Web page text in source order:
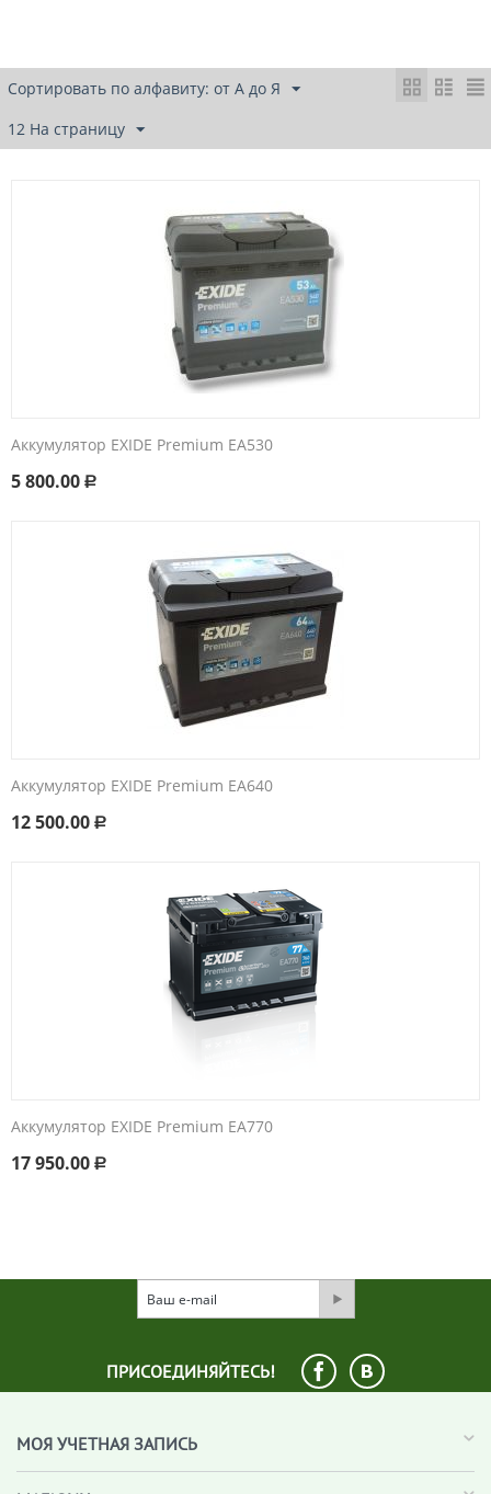
Сортировать по алфавиту: от А до Я
12 На страницу
Аккумулятор EXIDE Premium EA530
5 800.00 Р
Аккумулятор EXIDE Premium EA640
12 500.00 Р
Аккумулятор EXIDE Premium EA770
17 950.00 Р
ПРИСОЕДИНЯЙТЕСЬ!
МОЯ УЧЕТНАЯ ЗАПИСЬ